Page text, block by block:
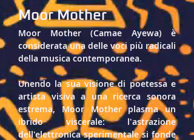
Moor Mother
Moor Mother (Camae Ayewa) è
considerata una delle voci più radicali
della musica contemporanea.
Unendo la sua visione di poetessa e
artista visiva a una ricerca sonora
estrema, Moor Mother plasma un
ibrido viscerale: l'astrazione
dell'elettronica sperimentale si fonde